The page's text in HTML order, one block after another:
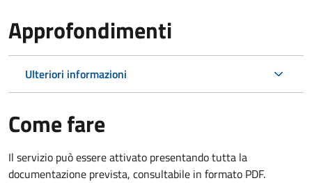
Approfondimenti
Ulteriori informazioni
Come fare
Il servizio può essere attivato presentando tutta la
documentazione prevista, consultabile in formato PDF.